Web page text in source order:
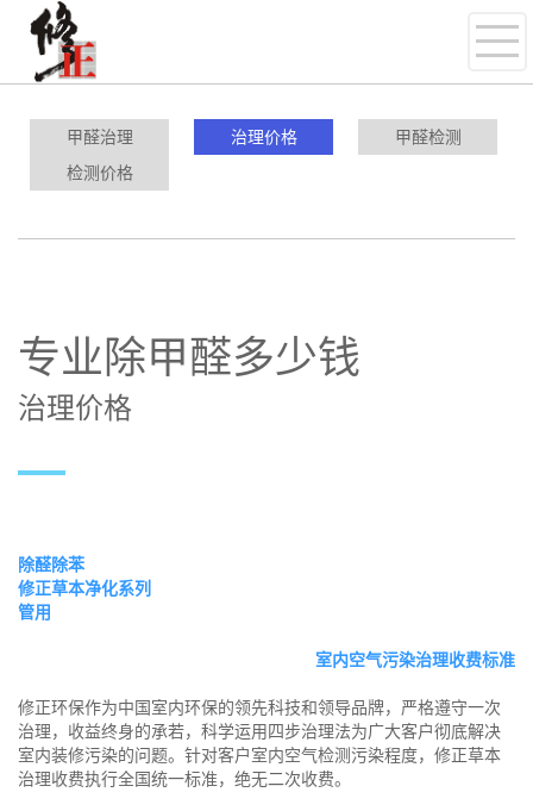
甲醛治理 治理价格
甲醛检测
检测价格
专业除甲醛多少钱
治理价格
除醛除苯
修正草本净化系列
管用
室内空气污染治理收费标准
修正环保作为中国室内环保的领先科技和领导品牌，严格遵守一次
治理，收益终身的承若，科学运用四步治理法为广大客户彻底解决
室内装修污染的问题。针对客户室内空气检测污染程度，修正草本
治理收费执行全国统一标准，绝无二次收费。